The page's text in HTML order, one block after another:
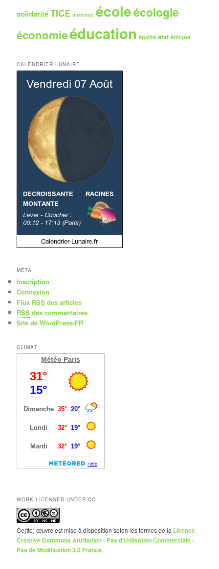
solidaritéTICE violence écoleécologie
économieéducation égalité état éthique
CALENDRIER LUNAIRE
MÉTA
Inscription
Connexion
Flux RSS des articles
RSS des commentaires
Site de WordPress-FR
CLIMAT
Météo Paris
WORK LICENSED UNDER CC
Ce(tte) œuvre est mise à disposition selon les termes de la Licence
Creative Commons Attribution - Pas d’Utilisation Commerciale -
Pas de Modification 3.0 France.